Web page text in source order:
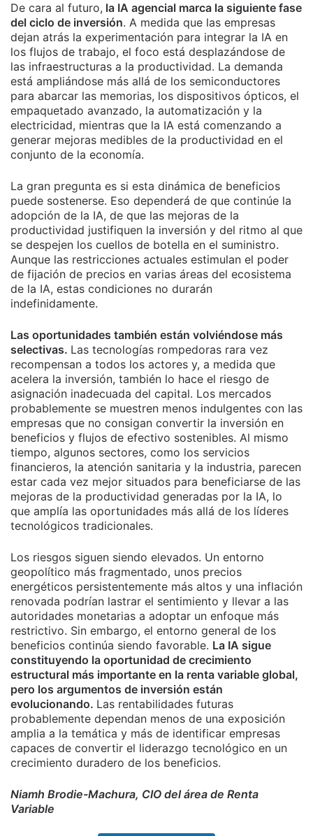
De cara al futuro, la IA agencial marca la siguiente fase
del ciclo de inversión. A medida que las empresas
dejan atrás la experimentación para integrar la IA en
los flujos de trabajo, el foco está desplazándose de
las infraestructuras a la productividad. La demanda
está ampliándose más allá de los semiconductores
para abarcar las memorias, los dispositivos ópticos, el
empaquetado avanzado, la automatización y la
electricidad, mientras que la IA está comenzando a
generar mejoras medibles de la productividad en el
conjunto de la economía.
La gran pregunta es si esta dinámica de beneficios
puede sostenerse. Eso dependerá de que continúe la
adopción de la IA, de que las mejoras de la
productividad justifiquen la inversión y del ritmo al que
se despejen los cuellos de botella en el suministro.
Aunque las restricciones actuales estimulan el poder
de fijación de precios en varias áreas del ecosistema
de la IA, estas condiciones no durarán
indefinidamente.
Las oportunidades también están volviéndose más
selectivas. Las tecnologías rompedoras rara vez
recompensan a todos los actores y, a medida que
acelera la inversión, también lo hace el riesgo de
asignación inadecuada del capital. Los mercados
probablemente se muestren menos indulgentes con las
empresas que no consigan convertir la inversión en
beneficios y flujos de efectivo sostenibles. Al mismo
tiempo, algunos sectores, como los servicios
financieros, la atención sanitaria y la industria, parecen
estar cada vez mejor situados para beneficiarse de las
mejoras de la productividad generadas por la IA, lo
que amplía las oportunidades más allá de los líderes
tecnológicos tradicionales.
Los riesgos siguen siendo elevados. Un entorno
geopolítico más fragmentado, unos precios
energéticos persistentemente más altos y una inflación
renovada podrían lastrar el sentimiento y llevar a las
autoridades monetarias a adoptar un enfoque más
restrictivo. Sin embargo, el entorno general de los
beneficios continúa siendo favorable. La IA sigue
constituyendo la oportunidad de crecimiento
estructural más importante en la renta variable global,
pero los argumentos de inversión están
evolucionando. Las rentabilidades futuras
probablemente dependan menos de una exposición
amplia a la temática y más de identificar empresas
capaces de convertir el liderazgo tecnológico en un
crecimiento duradero de los beneficios.
Niamh Brodie-Machura, CIO del área de Renta
Variable